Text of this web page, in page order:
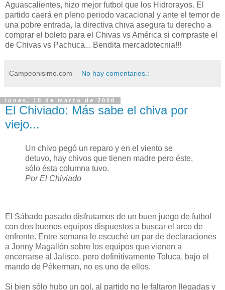
Aguascalientes, hizo mejor futbol que los Hidrorayos. El
partido caerá en pleno periodo vacacional y ante el temor de
una pobre entrada, la directiva chiva asegura tu derecho a
comprar el boleto para el Chivas vs América si compraste el
de Chivas vs Pachuca... Bendita mercadotecnia!!!
Campeonisimo.com No hay comentarios.:
lunes, 10 de marzo de 2008
El Chiviado: Más sabe el chiva por
viejo...
Un chivo pegó un reparo y en el viento se
detuvo, hay chivos que tienen madre pero éste,
sólo ésta columna tuvo.
Por El Chiviado
El Sábado pasado disfrutamos de un buen juego de futbol
con dos buenos equipos dispuestos a buscar el arco de
enfrente. Entre semana le escuché un par de declaraciones
a Jonny Magallón sobre los equipos que vienen a
encerrarse al Jalisco, pero definitivamente Toluca, bajo el
mando de Pékerman, no es uno de ellos.
Si bien sólo hubo un gol, al partido no le faltaron llegadas y